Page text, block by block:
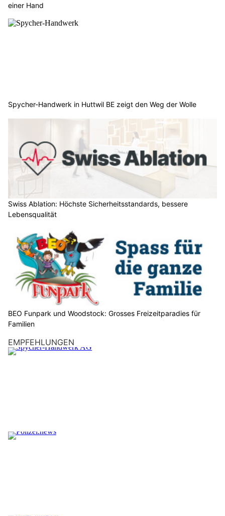
einer Hand
Spycher-Handwerk in Huttwil BE zeigt den Weg der Wolle
Swiss Ablation: Höchste Sicherheitsstandards, bessere
Lebensqualität
BEO Funpark und Woodstock: Grosses Freizeitparadies für
Familien
EMPFEHLUNGEN